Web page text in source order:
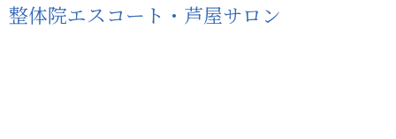
整体院エスコート・芦屋サロン